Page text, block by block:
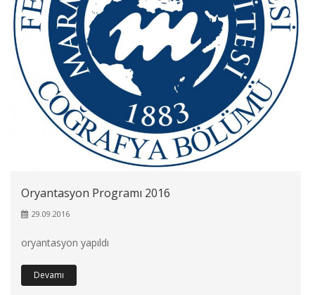
Oryantasyon Programı 2016
29.09.2016
oryantasyon yapıldı
Devamı